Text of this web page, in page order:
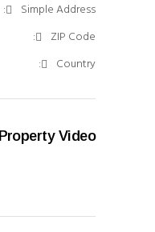
Simple Address:
ZIP Code:
Country:
Property Video